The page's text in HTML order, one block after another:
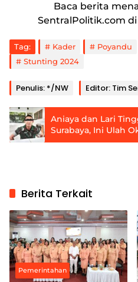
Baca berita
SentralPolitik.com di
Tag: Kader Poyandu
Stunting 2024
Penulis: */NW Editor: Tim
Aniaya dan Lari
Surabaya, Ini Ulah
Berita Terkait
Pemerintahan